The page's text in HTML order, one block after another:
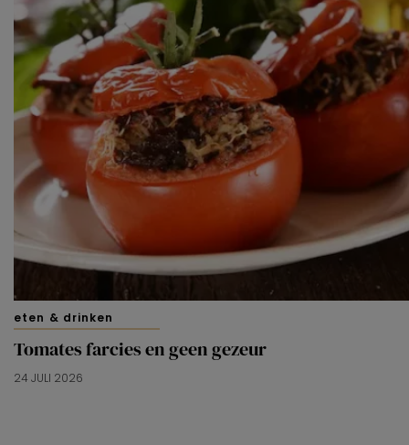
eten & drinken
Tomates farcies en geen gezeur
24 JULI 2026